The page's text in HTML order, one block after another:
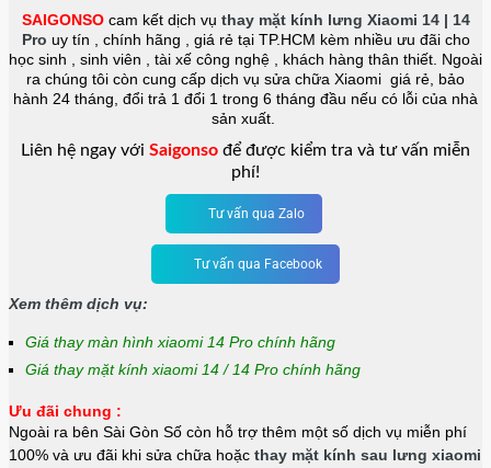
SAIGONSO cam kết dịch vụ thay mặt kính lưng Xiaomi 14 | 14
Pro uy tín , chính hãng , giá rẻ tại TP.HCM kèm nhiều ưu đãi cho
học sinh , sinh viên , tài xế công nghệ , khách hàng thân thiết. Ngoài
ra chúng tôi còn cung cấp dịch vụ sửa chữa Xiaomi giá rẻ, bảo
hành 24 tháng, đổi trả 1 đổi 1 trong 6 tháng đầu nếu có lỗi của nhà
sản xuất.
Liên hệ ngay với Saigonso để được kiểm tra và tư vấn miễn
phí!
Tư vấn qua Zalo
Tư vấn qua Facebook
Xem thêm dịch vụ:
Giá thay màn hình xiaomi 14 Pro chính hãng
Giá thay mặt kính xiaomi 14 / 14 Pro chính hãng
Ưu đãi chung :
Ngoài ra bên Sài Gòn Số còn hỗ trợ thêm một số dịch vụ miễn phí
100% và ưu đãi khi sửa chữa hoặc thay mặt kính sau lưng xiaomi